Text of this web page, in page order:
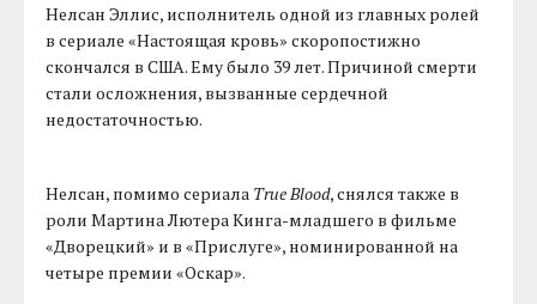
Нелсан Эллис, исполнитель одной из главных ролей
в сериале «Настоящая кровь» скоропостижно
скончался в США. Ему было 39 лет. Причиной смерти
стали осложнения, вызванные сердечной
недостаточностью.
Нелсан, помимо сериала True Blood, снялся также в
роли Мартина Лютера Кинга-младшего в фильме
«Дворецкий» и в «Прислуге», номинированной на
четыре премии «Оскар».